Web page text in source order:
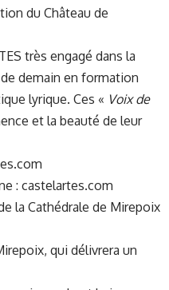
du Château de
très engagé dans la
demain en formation
lyrique. Ces « Voix de
et la beauté de leur
: castelartes.com
la Cathédrale de Mirepoix
qui délivrera un